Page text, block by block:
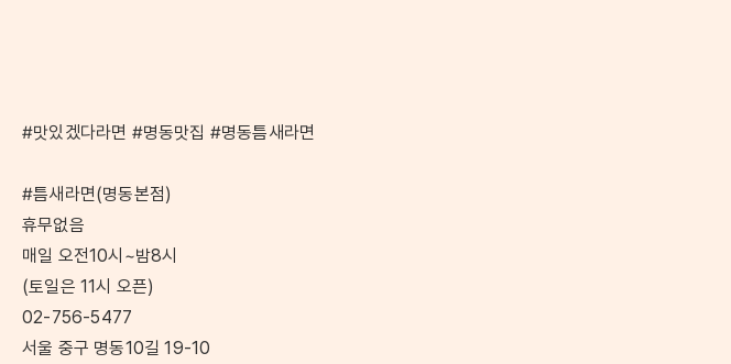
#맛있겠다라면 #명동맛집 #명동틈새라면
#틈새라면(명동본점)
휴무없음
매일 오전10시~밤8시
(토일은 11시 오픈)
02-756-5477
서울 중구 명동10길 19-10